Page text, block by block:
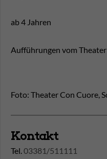
ab 4 Jahren
Aufführungen vom
Foto: Theater Con Cuore,
Kontakt
Tel.03381/511111